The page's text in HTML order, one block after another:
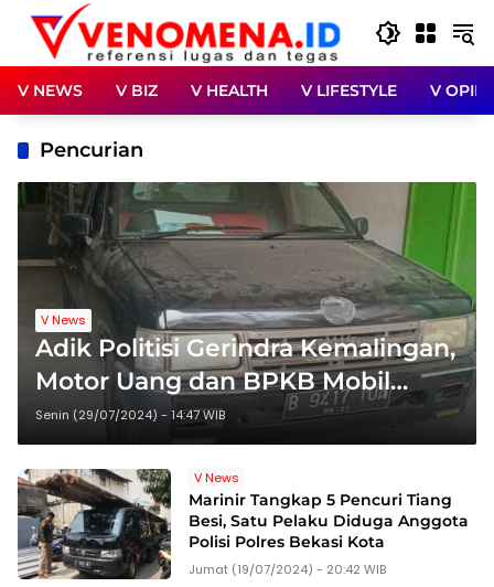
Langsung
konten
V NEWS V BIZ V HEALTH V LIFESTYLE V OPINI
Pencurian
V News
Adik Politisi Gerindra Kemalingan,
Motor Uang dan BPKB Mobil
Digasak Maling
Senin (29/07/2024) - 14:47 WIB
V News
Marinir Tangkap 5 Pencuri Tiang
Besi, Satu Pelaku Diduga Anggota
Polisi Polres Bekasi Kota
Jumat (19/07/2024) - 20:42 WIB